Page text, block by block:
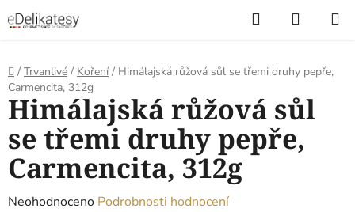
na
obsah
Hledat
KOŠÍK
Domů
/ Trvanlivé / Koření / Himálajská růžová sůl se třemi druhy pepře,
Carmencita, 312g
Himálajská růžová sůl
se třemi druhy pepře,
Carmencita, 312g
Průměrné
Neohodnoceno Podrobnosti hodnocení